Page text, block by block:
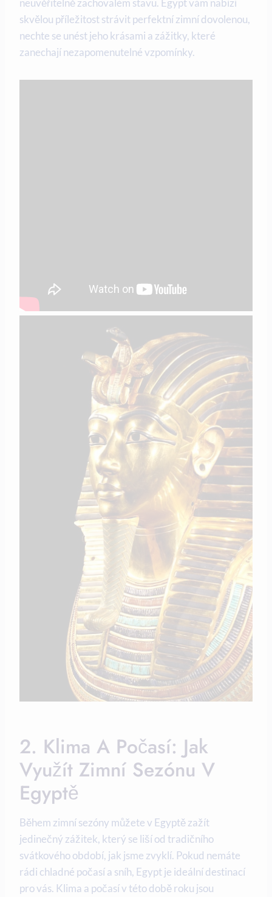
neuvěřitelně zachovalém stavu. Egypt vám nabízí
skvělou příležitost strávit perfektní zimní dovolenou,
nechte se unést jeho krásami a zážitky, které
zanechají nezapomenutelné vzpomínky.
2. Klima A Počasí: Jak
Využít Zimní Sezónu V
Egyptě
Během zimní sezóny můžete v Egyptě zažít
jedinečný zážitek, který se liší od tradičního
svátkového období, jak jsme zvyklí. Pokud nemáte
rádi chladné počasí a sníh, Egypt je ideální destinací
pro vás. Klima a počasí v této době roku jsou